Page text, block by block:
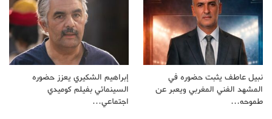
نبيل عاطف يثبت حضوره في
المشهد الفني المغربي ويعبر عن
طموحه…
إبراهيم الشكيري يعزز حضوره
السينمائي بفيلم كوميدي
اجتماعي…